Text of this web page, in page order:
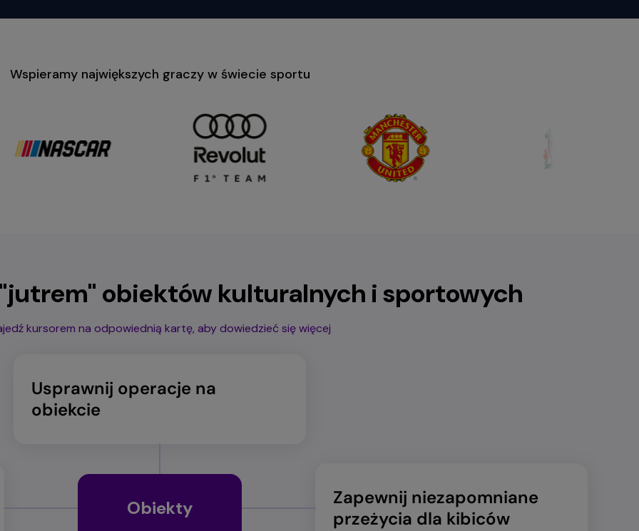
Wspieramy największych graczy w świecie sportu
obiektów kulturalnych i sportowych
kursorem na odpowiednią kartę, aby dowiedzieć się więcej
Usprawnij operacje na
obiekcie
Obiekty
Zapewnij niezapomniane
przeżycia dla kibiców​